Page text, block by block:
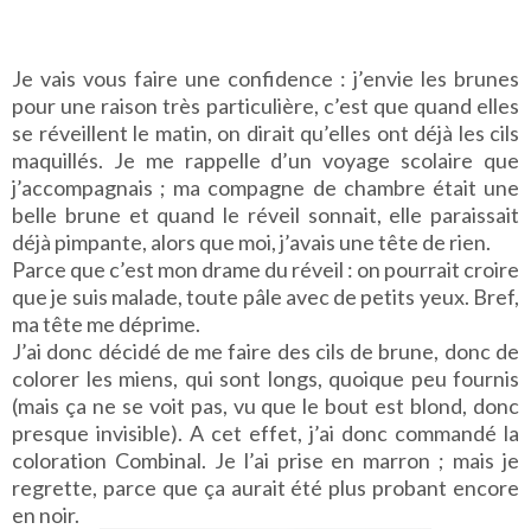
Je vais vous faire une confidence : j’envie les brunes
pour une raison très particulière, c’est que quand elles
se réveillent le matin, on dirait qu’elles ont déjà les cils
maquillés. Je me rappelle d’un voyage scolaire que
j’accompagnais ; ma compagne de chambre était une
belle brune et quand le réveil sonnait, elle paraissait
déjà pimpante, alors que moi, j’avais une tête de rien.
Parce que c’est mon drame du réveil : on pourrait croire
que je suis malade, toute pâle avec de petits yeux. Bref,
ma tête me déprime.
J’ai donc décidé de me faire des cils de brune, donc de
colorer les miens, qui sont longs, quoique peu fournis
(mais ça ne se voit pas, vu que le bout est blond, donc
presque invisible). A cet effet, j’ai donc commandé la
coloration Combinal. Je l’ai prise en marron ; mais je
regrette, parce que ça aurait été plus probant encore
en noir.